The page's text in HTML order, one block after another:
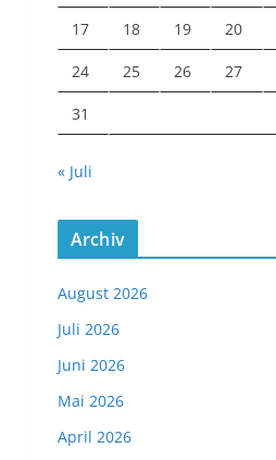
17 18 19 20
24 25 26 27
31
« Juli
Archiv
August 2026
Juli 2026
Juni 2026
Mai 2026
April 2026